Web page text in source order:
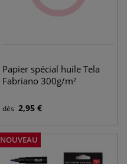
Papier spécial huile Tela
Fabriano 300g/m²
dès 2,95 €
NOUVEAU